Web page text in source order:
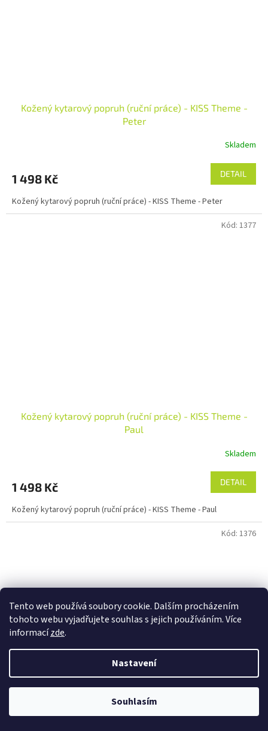
Tento web používá soubory cookie. Dalším procházením
tohoto webu vyjadřujete souhlas s jejich používáním. Více
informacízde.
Nastavení
Souhlasím
Kožený kytarový popruh (ruční práce) - KISS Theme -
Peter
Skladem
1 498 Kč DETAIL
Kožený kytarový popruh (ruční práce) - KISS Theme - Peter
Kožený kytarový popruh (ruční práce) - KISS Theme -
Paul
je
z
5
Skladem
1 498 Kč DETAIL
Kožený kytarový popruh (ruční práce) - KISS Theme - Paul
Kód: 1377
Kód: 1376